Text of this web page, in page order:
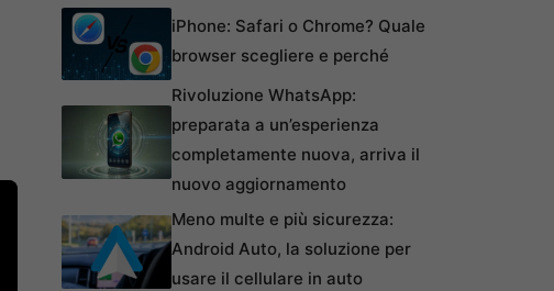
iPhone: Safari o Chrome? Quale
browser scegliere e perché
Rivoluzione WhatsApp:
preparata a un’esperienza
completamente nuova, arriva il
nuovo aggiornamento
Meno multe e più sicurezza:
Android Auto, la soluzione per
usare il cellulare in auto